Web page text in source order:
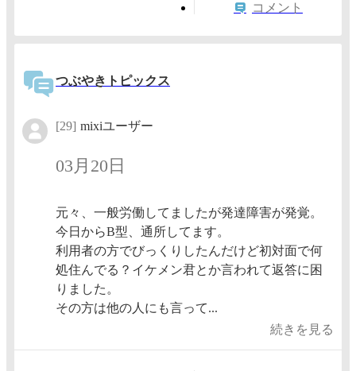
コメント
つぶやきトピックス
[29] mixiユーザー
03月20日
元々、一般労働してましたが発達障害が発覚。
今日からB型、通所してます。
利用者の方でびっくりしたんだけど初対面で何
処住んでる？イケメン君とか言われて返答に困
りました。
その方は他の人にも言って...
続きを見る